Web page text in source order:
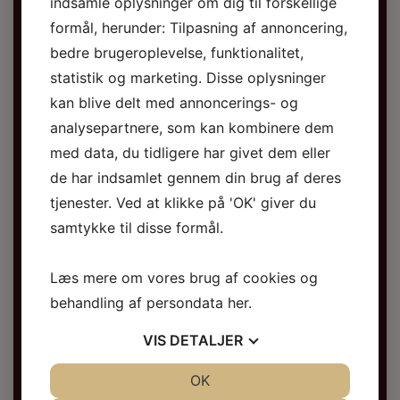
eneste dedikerede Coldplay tribute band.
Med snart 150 koncerter bag sig er bandet
kendt for deres evne til at fange Coldplays lyd,
energi og nærvær ? både musikalsk og visuelt.
Med de karakteristiske malede instrumenter
og scenedekorationer og farverige lyseffekter
leverer A Rush of Coldplay
en
koncertoplevelse, der føles som en ægte
Coldplay-aften.
Paradise Tour 2026er mere end bare en
hyldest ? det er en musikalsk fejring af et af
en rejse ind i Coldplays drømmende og
livsbekræftende univers. Det er for de
opdager musikken, og for alle, der savner at
stå i et hav af lys og synge med på sange, der
samler generationer.
formål, herunder: Tilpasning af annoncering,
bedre brugeroplevelse, funktionalitet,
statistik og marketing. Disse oplysninger
kan blive delt med annoncerings- og
analysepartnere, som kan kombinere dem
med data, du tidligere har givet dem eller
de har indsamlet gennem din brug af deres
tjenester. Ved at klikke på 'OK' giver du
samtykke til disse formål.
Læs mere om vores brug af cookies og
behandling af persondata her.
VIS DETALJER
OK